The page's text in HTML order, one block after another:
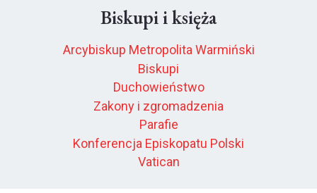
Biskupi i księża
Arcybiskup Metropolita Warmiński
Biskupi
Duchowieństwo
Zakony i zgromadzenia
Parafie
Konferencja Episkopatu Polski
Vatican